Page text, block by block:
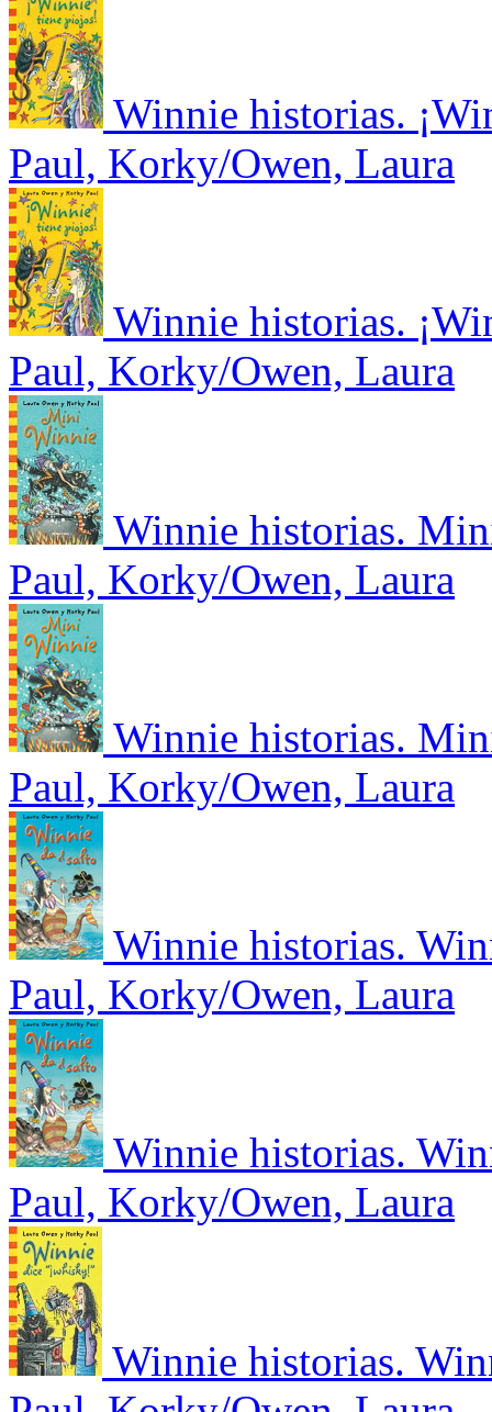
Winnie historias.
Paul, Korky/Owen, Laura
Winnie historias.
Paul, Korky/Owen, Laura
Winnie historias.
Paul, Korky/Owen, Laura
Winnie historias.
Paul, Korky/Owen, Laura
Winnie historias.
Paul, Korky/Owen, Laura
Winnie historias.
Paul, Korky/Owen, Laura
Winnie historias.